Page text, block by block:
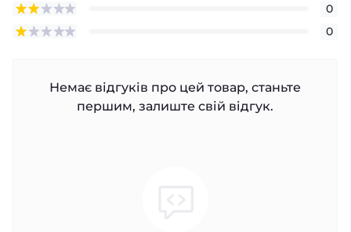
0
0
Немає відгуків про цей товар, станьте
першим, залиште свій відгук.